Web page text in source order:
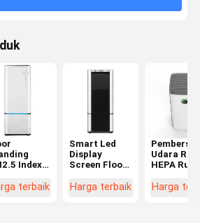
Index
terbaik
Smart Led
Display
Screen Floor
Purifier Mini
Harga terbaik
Pembersih
Udara
HEPA
Kecepatan
Harga